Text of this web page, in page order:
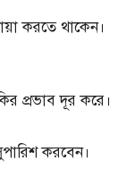
করতে থাকেন।
প্রভাব দূর করে।
করবেন।